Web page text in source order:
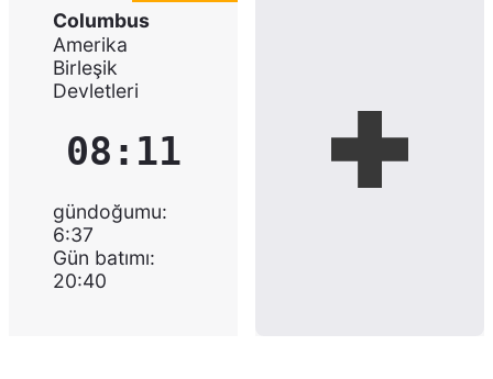
Columbus
Amerika
Birleşik
Devletleri
08:11
gündoğumu:
6:37
Gün batımı:
20:40